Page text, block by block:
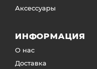
Аксессуары
ИНФОРМАЦИЯ
О нас
Доставка